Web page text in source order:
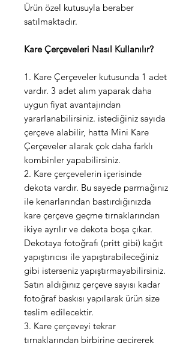
Ürün özel kutusuyla beraber
satılmaktadır.
Kare Çerçeveleri Nasıl Kullanılır?
1. Kare Çerçeveler kutusunda 1 adet
vardır. 3 adet alım yaparak daha
uygun fiyat avantajından
yararlanabilirsiniz. istediğiniz sayıda
çerçeve alabilir, hatta Mini Kare
Çerçeveler alarak çok daha farklı
kombinler yapabilirsiniz.
2. Kare çerçevelerin içerisinde
dekota vardır. Bu sayede parmağınız
ile kenarlarından bastırdığınızda
kare çerçeve geçme tırnaklarından
ikiye ayrılır ve dekota boşa çıkar.
Dekotaya fotoğrafı (pritt gibi) kağıt
yapıştırıcısı ile yapıştırabileceğiniz
gibi isterseniz yapıştırmayabilirsiniz.
Satın aldığınız çerçeve sayısı kadar
fotoğraf baskısı yapılarak ürün size
teslim edilecektir.
3. Kare çerçeveyi tekrar
tırnaklarından birbirine geçirerek